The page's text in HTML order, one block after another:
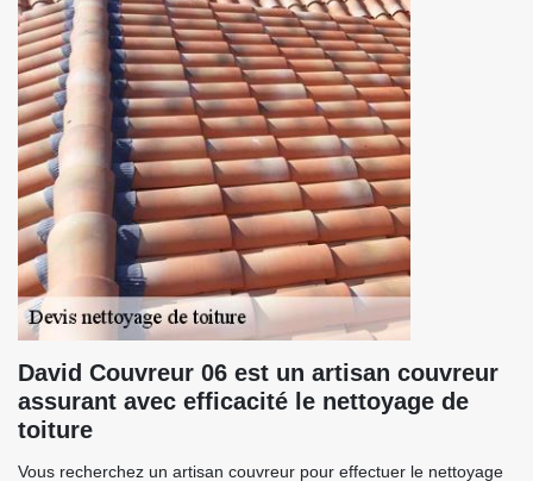
David Couvreur 06 est un artisan couvreur
assurant avec efficacité le nettoyage de
toiture
Vous recherchez un artisan couvreur pour effectuer le nettoyage